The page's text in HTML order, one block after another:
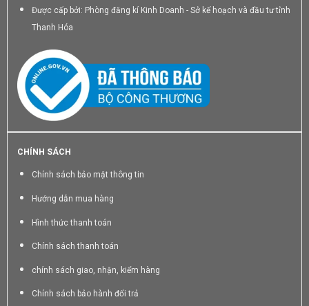
Được cấp bởi: Phòng đăng kí Kinh Doanh - Sở kế hoạch và đầu tư tỉnh
Thanh Hóa
CHÍNH SÁCH
Chính sách bảo mật thông tin
Hướng dẫn mua hàng
Hình thức thanh toán
Chính sách thanh toán
chính sách giao, nhận, kiểm hàng
Chính sách bảo hành đổi trả